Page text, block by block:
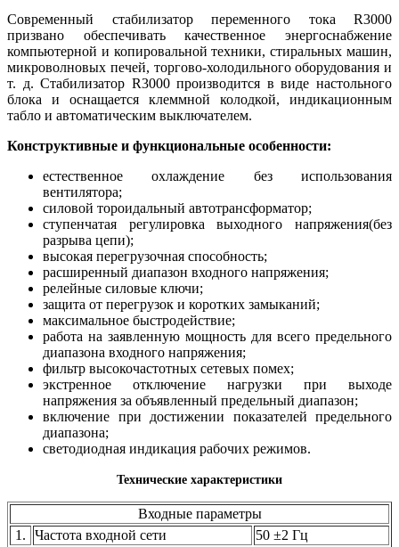
Современный стабилизатор переменного тока R3000
призвано обеспечивать качественное энергоснабжение
компьютерной и копировальной техники, стиральных машин,
микроволновых печей, торгово-холодильного оборудования и
т. д. Стабилизатор R3000 производится в виде настольного
блока и оснащается клеммной колодкой, индикационным
табло и автоматическим выключателем.
Конструктивные и функциональные особенности:
естественное охлаждение без использования
вентилятора;
силовой тороидальный автотрансформатор;
ступенчатая регулировка выходного напряжения(без
разрыва цепи);
высокая перегрузочная способность;
расширенный диапазон входного напряжения;
релейные силовые ключи;
защита от перегрузок и коротких замыканий;
максимальное быстродействие;
работа на заявленную мощность для всего предельного
диапазона входного напряжения;
фильтр высокочастотных сетевых помех;
экстренное отключение нагрузки при выходе
напряжения за объявленный предельный диапазон;
включение при достижении показателей предельного
диапазона;
светодиодная индикация рабочих режимов.
Технические характеристики
Входные параметры
1.
Частота входной сети
50 ±2 Гц